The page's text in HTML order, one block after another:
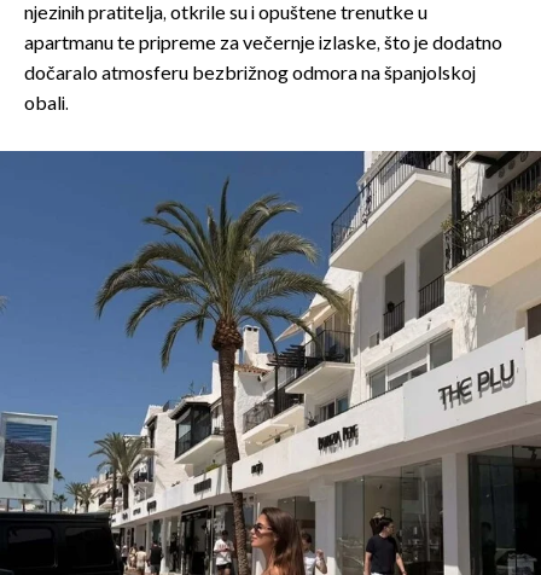
njezinih pratitelja, otkrile su i opuštene trenutke u
apartmanu te pripreme za večernje izlaske, što je dodatno
dočaralo atmosferu bezbrižnog odmora na španjolskoj
obali.